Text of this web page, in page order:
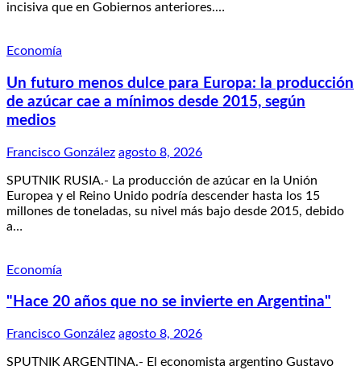
incisiva que en Gobiernos anteriores.…
Economía
Un futuro menos dulce para Europa: la producción
de azúcar cae a mínimos desde 2015, según
medios
Francisco González agosto 8, 2026
SPUTNIK RUSIA.- La producción de azúcar en la Unión
Europea y el Reino Unido podría descender hasta los 15
millones de toneladas, su nivel más bajo desde 2015, debido
a…
Economía
"Hace 20 años que no se invierte en Argentina"
Francisco González agosto 8, 2026
SPUTNIK ARGENTINA.- El economista argentino Gustavo